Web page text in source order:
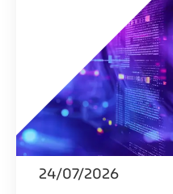
24/07/2026